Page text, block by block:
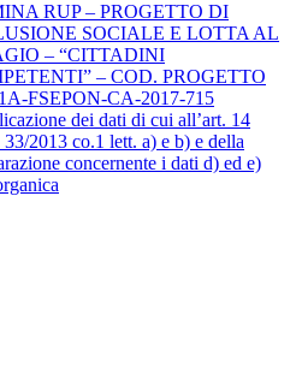
RUP – PROGETTO DI
SOCIALE E LOTTA AL
– “CITTADINI
– COD. PROGETTO
FSEPON-CA-2017-715
dei dati di cui all’art. 14
33/2013 co.1 lett. a) e b) e della
concernente i dati d) ed e)